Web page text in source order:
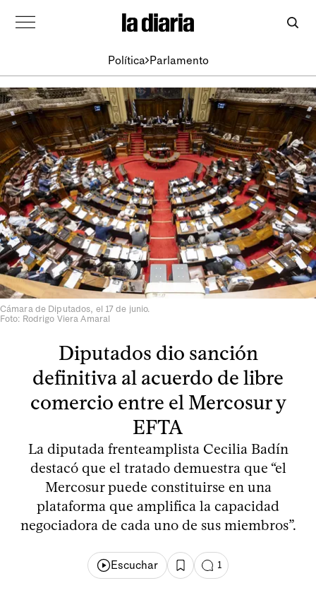
Política Parlamento
Cámara de Diputados, el 17 de junio.
Foto: Rodrigo Viera Amaral
Diputados dio sanción
definitiva al acuerdo de libre
comercio entre el Mercosur y
EFTA
La diputada frenteamplista Cecilia Badín
destacó que el tratado demuestra que “el
Mercosur puede constituirse en una
plataforma que amplifica la capacidad
negociadora de cada uno de sus miembros”.
Escuchar 1